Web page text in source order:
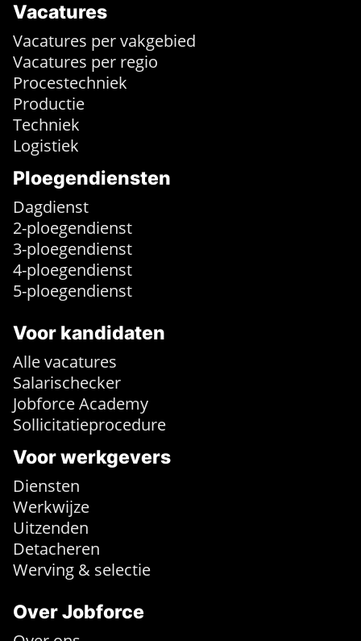
Vacatures
Vacatures per vakgebied
Vacatures per regio
Procestechniek
Productie
Techniek
Logistiek
Ploegendiensten
Dagdienst
2-ploegendienst
3-ploegendienst
4-ploegendienst
5-ploegendienst
Voor kandidaten
Alle vacatures
Salarischecker
Jobforce Academy
Sollicitatieprocedure
Voor werkgevers
Diensten
Werkwijze
Uitzenden
Detacheren
Werving & selectie
Over Jobforce